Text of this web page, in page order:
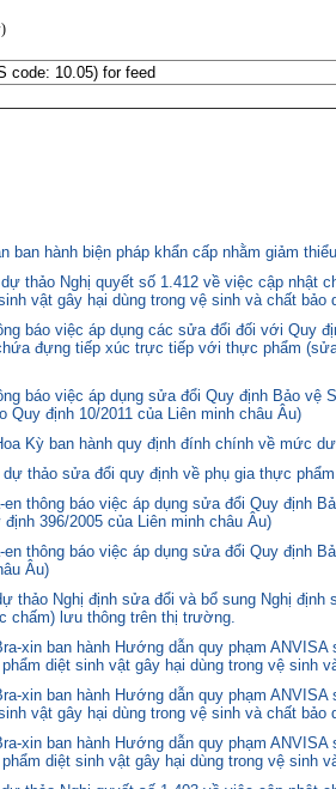
code: 10.05) for feed
ban hành biện pháp khẩn cấp nhằm giảm
thảo Nghị quyết số 1.412 về việc cập nhật
vật gây hại dùng trong vệ sinh và chất bảo
báo việc áp dụng các sửa đổi đối với Quy
đựng tiếp xúc trực tiếp với thực phẩm
báo việc áp dụng sửa đổi Quy định Bảo
định 10/2011 của Liên minh châu Âu)
Kỳ ban hành quy định đính chính về mức
thảo sửa đổi quy định về phụ gia thực
en thông báo việc áp dụng sửa đổi Quy định
396/2005 của Liên minh châu Âu)
thông báo việc áp dụng sửa đổi Quy định
Âu)
thảo Nghị định sửa đổi và bổ sung Nghị định
lưu thông trên thị trường.
xin ban hành Hướng dẫn quy phạm
diệt sinh vật gây hại dùng trong vệ sinh
xin ban hành Hướng dẫn quy phạm
vật gây hại dùng trong vệ sinh và chất bảo
xin ban hành Hướng dẫn quy phạm
diệt sinh vật gây hại dùng trong vệ sinh